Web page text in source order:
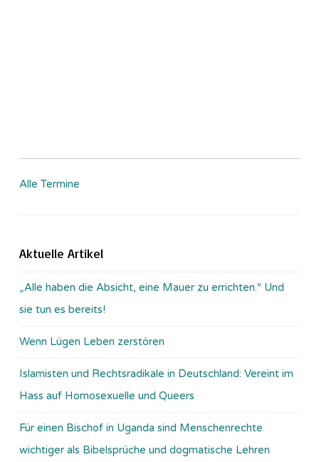
Alle Termine
Aktuelle Artikel
„Alle haben die Absicht, eine Mauer zu errichten.“ Und
sie tun es bereits!
Wenn Lügen Leben zerstören
Islamisten und Rechtsradikale in Deutschland: Vereint im
Hass auf Homosexuelle und Queers
Für einen Bischof in Uganda sind Menschenrechte
wichtiger als Bibelsprüche und dogmatische Lehren